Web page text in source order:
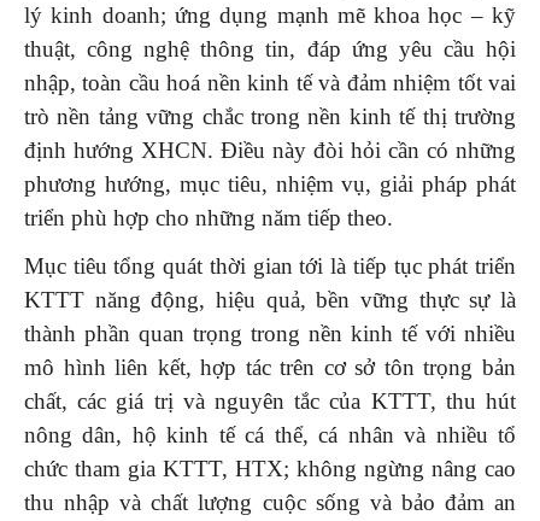
lý kinh doanh; ứng dụng mạnh mẽ khoa học – kỹ
thuật, công nghệ thông tin, đáp ứng yêu cầu hội
nhập, toàn cầu hoá nền kinh tế và đảm nhiệm tốt vai
trò nền tảng vững chắc trong nền kinh tế thị trường
định hướng XHCN. Điều này đòi hỏi cần có những
phương hướng, mục tiêu, nhiệm vụ, giải pháp phát
triển phù hợp cho những năm tiếp theo.
Mục tiêu tổng quát thời gian tới là tiếp tục phát triển
KTTT năng động, hiệu quả, bền vững thực sự là
thành phần quan trọng trong nền kinh tế với nhiều
mô hình liên kết, hợp tác trên cơ sở tôn trọng bản
chất, các giá trị và nguyên tắc của KTTT, thu hút
nông dân, hộ kinh tế cá thể, cá nhân và nhiều tổ
chức tham gia KTTT, HTX; không ngừng nâng cao
thu nhập và chất lượng cuộc sống và bảo đảm an